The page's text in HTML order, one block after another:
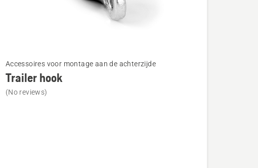
meer
details
over
Accessoires voor montage aan de achterzijde
Trailer hook
(No reviews)